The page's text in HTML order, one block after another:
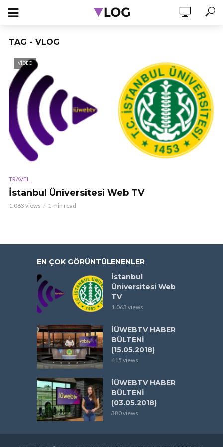
TAG - VLOG
VIDEO
TRAVEL
İstanbul Üniversitesi Web TV
1.063 views 1 min read
EN ÇOK GÖRÜNTÜLENENLER
İstanbul
Üniversitesi Web
TV
1.063 views
İÜWEBTV HABER
BÜLTENİ
(15.05.2018)
415 views
İÜWEBTV HABER
BÜLTENİ
(03.05.2018)
380 views